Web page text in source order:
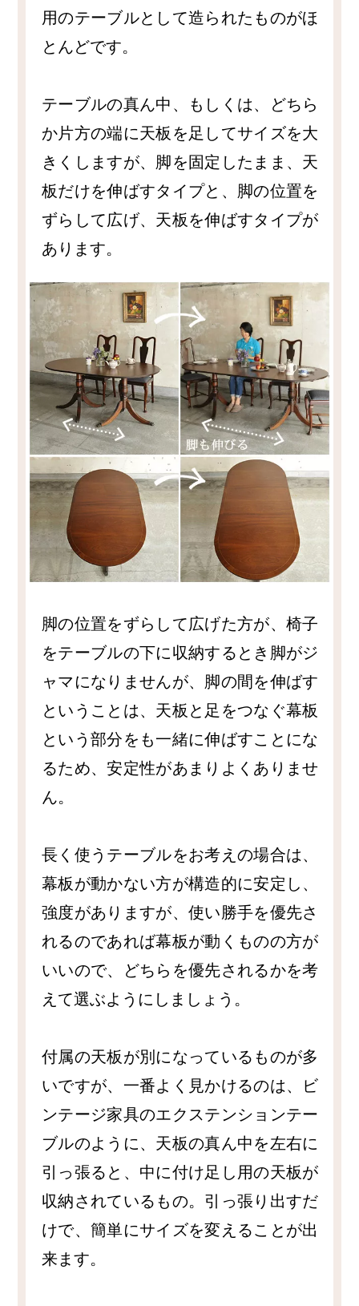
用のテーブルとして造られたものがほ
とんどです。
テーブルの真ん中、もしくは、どちら
か片方の端に天板を足してサイズを大
きくしますが、脚を固定したまま、天
板だけを伸ばすタイプと、脚の位置を
ずらして広げ、天板を伸ばすタイプが
あります。
脚の位置をずらして広げた方が、椅子
をテーブルの下に収納するとき脚がジ
ャマになりませんが、脚の間を伸ばす
ということは、天板と足をつなぐ幕板
という部分をも一緒に伸ばすことにな
るため、安定性があまりよくありませ
ん。
長く使うテーブルをお考えの場合は、
幕板が動かない方が構造的に安定し、
強度がありますが、使い勝手を優先さ
れるのであれば幕板が動くものの方が
いいので、どちらを優先されるかを考
えて選ぶようにしましょう。
付属の天板が別になっているものが多
いですが、一番よく見かけるのは、ビ
ンテージ家具のエクステンションテー
ブルのように、天板の真ん中を左右に
引っ張ると、中に付け足し用の天板が
収納されているもの。引っ張り出すだ
けで、簡単にサイズを変えることが出
来ます。